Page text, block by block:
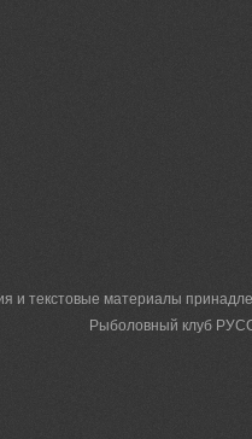
и текстовые материалы
Рыболовный клуб